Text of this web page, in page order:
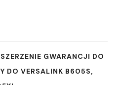
GWARANCJI DO
DO VERSALINK B605S,